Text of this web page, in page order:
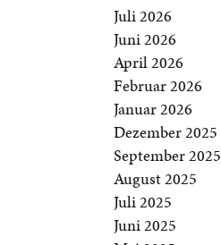
Juli 2026
Juni 2026
April 2026
Februar 2026
Januar 2026
Dezember 2025
September 2025
August 2025
Juli 2025
Juni 2025